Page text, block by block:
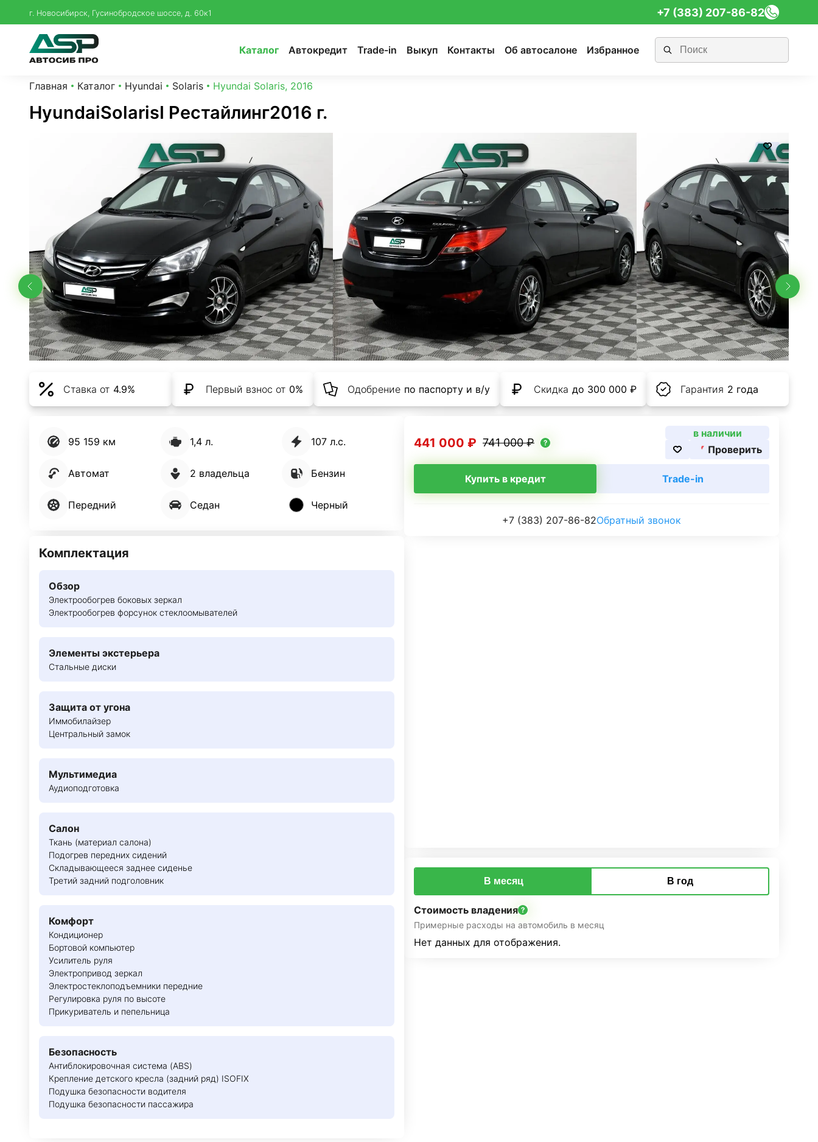
г. Новосибирск, Гусинобродское шоссе, д. 60к1 +7 (383) 207-86-82
Каталог Автокредит Trade-in Выкуп Контакты Об автосалоне Избранное
Главная Каталог Hyundai Solaris Hyundai Solaris, 2016
HyundaiSolarisI Рестайлинг2016 г.
Ставка от 4.9% Первый взнос от 0% Одобрение по паспорту и в/у Скидка до 300 000 ₽ Гарантия 2 года
95 159 км 1,4 л. 107 л.с.
Автомат 2 владельца Бензин
Передний Седан Черный
441 000 ₽ 741 000 ₽
в наличии
Проверить
Купить в кредит Trade-in
+7 (383) 207-86-82Обратный звонок
Комплектация
Обзор
Электрообогрев боковых зеркал
Электрообогрев форсунок стеклоомывателей
Элементы экстерьера
Стальные диски
Защита от угона
Иммобилайзер
Центральный замок
Мультимедиа
Аудиоподготовка
Салон
Ткань (материал салона)
Подогрев передних сидений
Складывающееся заднее сиденье
Третий задний подголовник
Комфорт
Кондиционер
Бортовой компьютер
Усилитель руля
Электропривод зеркал
Электростеклоподъемники передние
Регулировка руля по высоте
Прикуриватель и пепельница
Безопасность
Антиблокировочная система (ABS)
Крепление детского кресла (задний ряд) ISOFIX
Подушка безопасности водителя
Подушка безопасности пассажира
В месяц В год
Стоимость владения
Примерные расходы на автомобиль в месяц
Нет данных для отображения.